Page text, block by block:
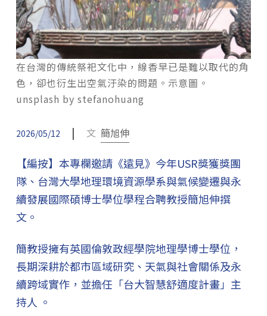
在台灣的傳統祭祀文化中，線香早已是難以取代的角
色，卻也衍生出空氣汙染的問題。示意圖。
unsplash by stefanohuang
2026/05/12 | 文 簡旭伸
【編按】本專欄邀請《遠見》今年USR獎獲獎團
隊、台灣大學地理環境資源學系與氣候變遷與永
續發展國際碩博士學位學程合聘教授簡旭伸撰
文。
簡教授擁有英國倫敦政經學院地理學博士學位，
長期深耕於都市區域研究、天氣與社會關係及永
續跨域實作，並擔任「台大智慧舒適度計畫」主
持人 。